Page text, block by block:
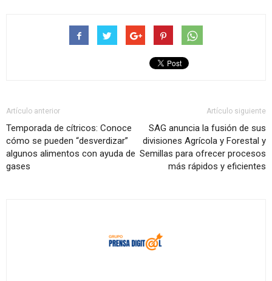
Artículo anterior
Temporada de cítricos: Conoce
cómo se pueden “desverdizar”
algunos alimentos con ayuda de
gases
Artículo siguiente
SAG anuncia la fusión de sus
divisiones Agrícola y Forestal y
Semillas para ofrecer procesos
más rápidos y eficientes